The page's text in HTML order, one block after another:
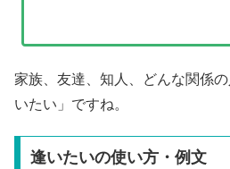
家族、友達、知人、どんな関係
いたい」ですね。
逢いたいの使い方・例文